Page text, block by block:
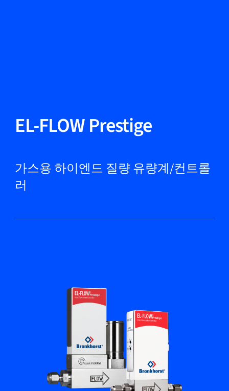
제품
마켓
Bronkhorst
EL-FLOW Prestige
가스용 하이엔드 질량 유량계/컨트롤
러